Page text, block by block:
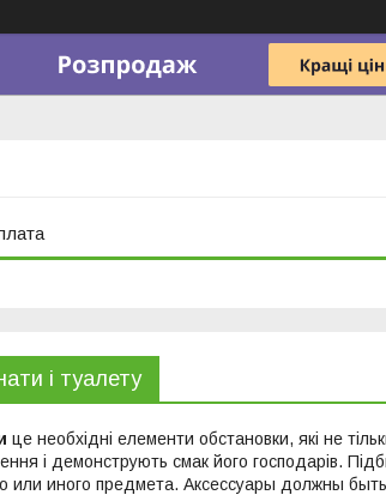
і туалету
це необхідні елементи обстановки, які не
і демонструють смак його господарів.
или иного предмета. Аксессуары должны